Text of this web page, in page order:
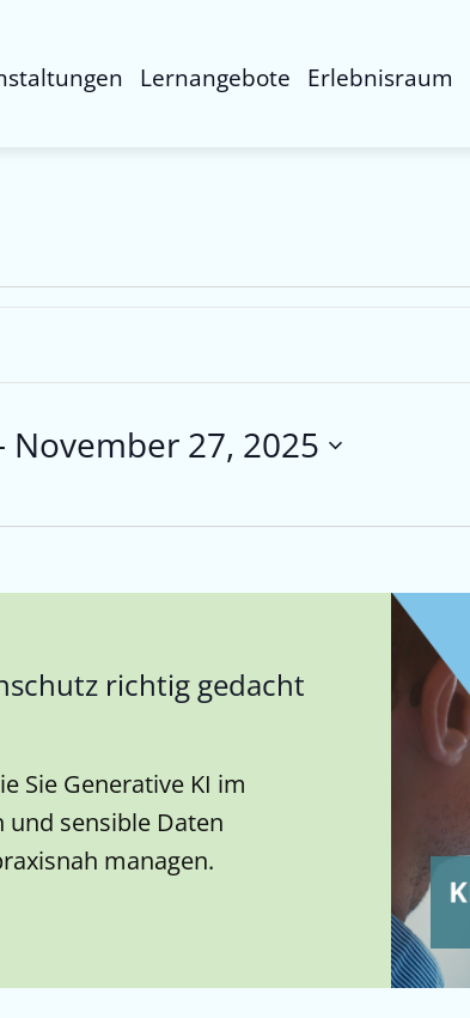
Lernangebote Erlebnisraum
November 27, 2025
richtig gedacht
Sie Generative KI im
und sensible Daten
managen.